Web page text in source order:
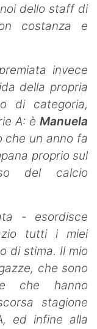
dello staff di
costanza e
invece
della propria
di categoria,
A: è Manuela
che un anno fa
proprio sul
del calcio
- esordisce
tutti i miei
di stima. Il mio
che sono
che hanno
stagione
ed infine alla